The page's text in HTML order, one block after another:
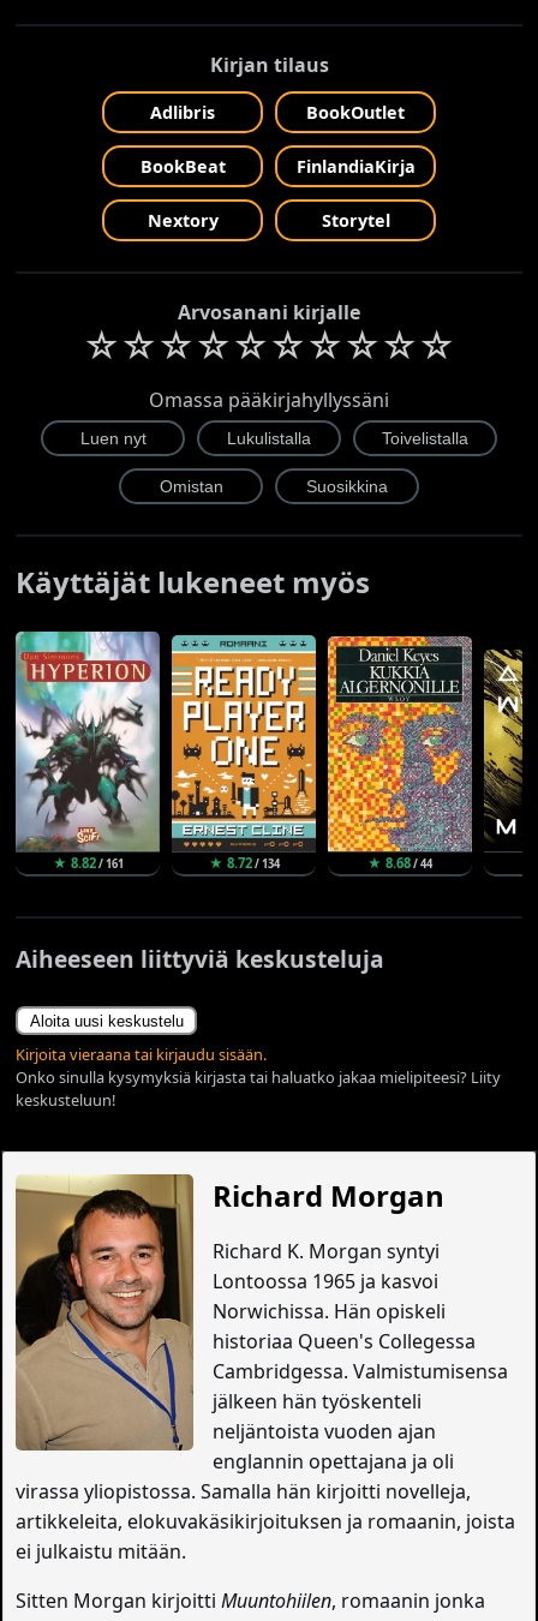
Kirjan tilaus
Adlibris BookOutlet
BookBeat FinlandiaKirja
Nextory Storytel
Arvosanani kirjalle
☆☆☆☆☆☆☆☆☆☆
Omassa pääkirjahyllyssäni
Käyttäjät lukeneet myös
★ 8.82/ 161 ★ 8.72/ 134 ★ 8.68/ 44
Aiheeseen liittyviä keskusteluja
Aloita uusi keskustelu
Kirjoita vieraana tai kirjaudu sisään.
Onko sinulla kysymyksiä kirjasta tai haluatko jakaa mielipiteesi? Liity
keskusteluun!
Richard Morgan
Richard K. Morgan syntyi
Lontoossa 1965 ja kasvoi
Norwichissa. Hän opiskeli
historiaa Queen's Collegessa
Cambridgessa. Valmistumisensa
jälkeen hän työskenteli
neljäntoista vuoden ajan
englannin opettajana ja oli
virassa yliopistossa. Samalla hän kirjoitti novelleja,
artikkeleita, elokuvakäsikirjoituksen ja romaanin, joista
ei julkaistu mitään.
Sitten Morgan kirjoittiMuuntohiilen, romaanin jonka